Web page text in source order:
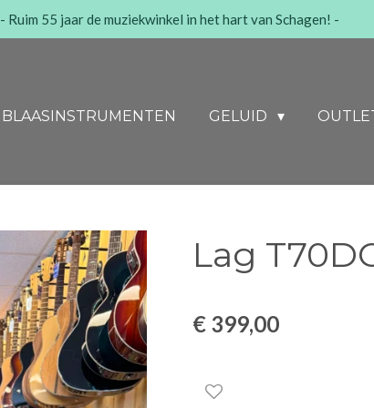
- Ruim 55 jaar de muziekwinkel in het hart van Schagen! -
BLAASINSTRUMENTEN GELUID
Lag
€ 399,00